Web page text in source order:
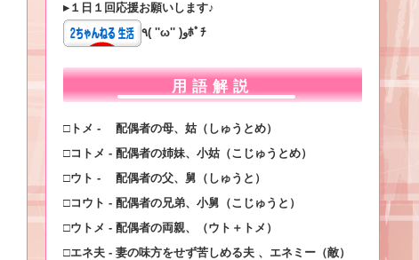
▸１日１回応援お願いします♪
٩( ''ω'' )وﾎﾟﾁ
用語解説
□トメ - 配偶者の母、姑（しゅうとめ）
□コトメ - 配偶者の姉妹、小姑（こじゅうとめ）
□ウト - 配偶者の父、舅（しゅうと）
□コウト - 配偶者の兄弟、小舅（こじゅうと）
□ウトメ - 配偶者の両親、（ウト＋トメ）
□エネ夫 - 妻の味方をせず苦しめる夫 、エネミー（敵）